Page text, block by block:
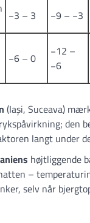
−3 – 3 −9 – −3
−6 – 0
−12 –
−6
(Iași, Suceava)
den
langt under
højtliggende
–
selv når